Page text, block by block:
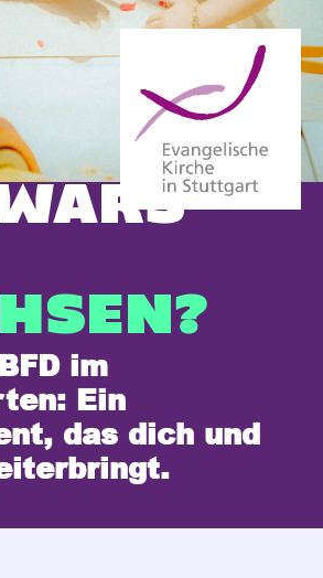
im
Ein
das dich und